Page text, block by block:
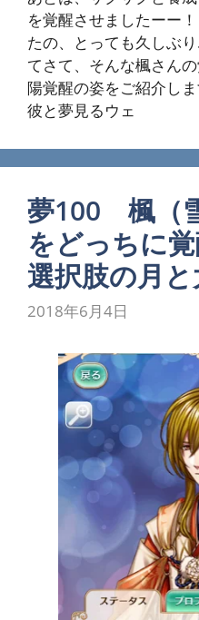
を覚醒させましたーー
たの、とっても久しぶ
てさて、そんな楓さん
陽覚醒の姿をご紹介しま
彼と夢見るウェ
夢100 楓（
をどっちに
選択肢の月
2018年6月4日